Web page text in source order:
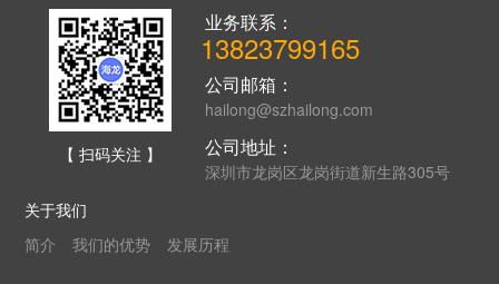
【 扫码关注 】
业务联系：
13823799165
公司邮箱：
hailong@szhailong.com
公司地址：
深圳市龙岗区龙岗街道新生路305号
关于我们
简介
我们的优势 发展历程